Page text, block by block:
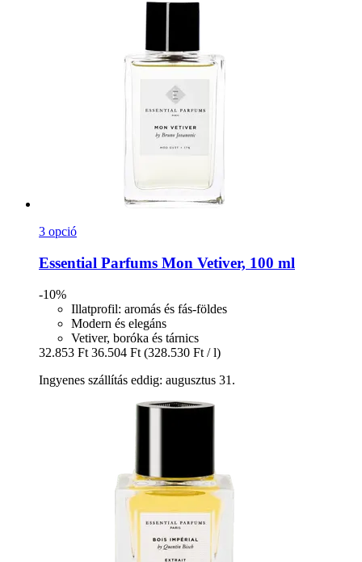
3 opció
Essential Parfums Mon Vetiver, 100 ml
-10%
Illatprofil: aromás és fás-földes
Modern és elegáns
Vetiver, boróka és tárnics
32.853 Ft 36.504 Ft (328.530 Ft / l)
Ingyenes szállítás eddig: augusztus 31.